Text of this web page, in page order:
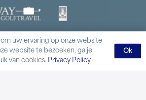
uw ervaring op onze website
website te bezoeken, ga je
van cookies. Privacy Policy
Ok